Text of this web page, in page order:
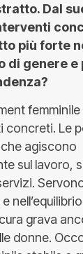
Dal
più forte
di genere e
concreti. Le
agiscono
sul lavoro,
grava
donne.